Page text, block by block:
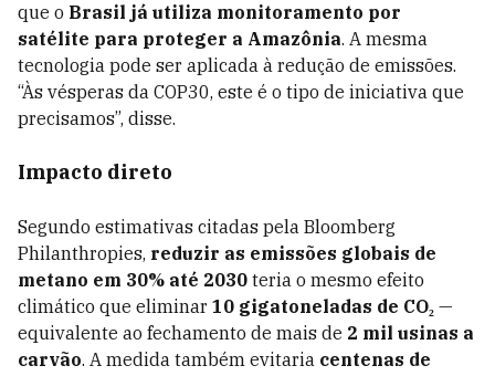
que o Brasil já utiliza monitoramento por
satélite para proteger a Amazônia. A mesma
tecnologia pode ser aplicada à redução de emissões.
“Às vésperas da COP30, este é o tipo de iniciativa que
precisamos”, disse.
Impacto direto
Segundo estimativas citadas pela Bloomberg
Philanthropies, reduzir as emissões globais de
metano em 30% até 2030 teria o mesmo efeito
climático que eliminar 10 gigatoneladas de CO₂ —
equivalente ao fechamento de mais de 2 mil usinas a
carvão. A medida também evitaria centenas de